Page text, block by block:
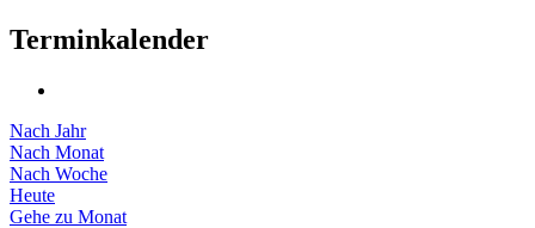
Terminkalender
Nach Jahr
Nach Monat
Nach Woche
Heute
Gehe zu Monat